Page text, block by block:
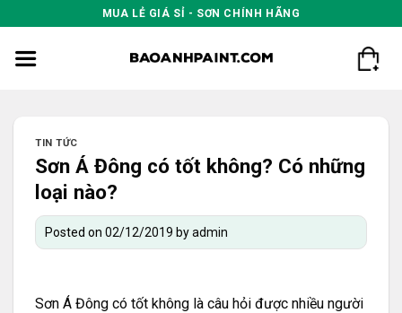
to
content
MUA LẺ GIÁ SỈ - SƠN CHÍNH HÃNG
TIN TỨC
Sơn Á Đông có tốt không? Có những
loại nào?
Posted on 02/12/2019 byadmin
Sơn Á Đông có tốt không là câu hỏi được nhiều người